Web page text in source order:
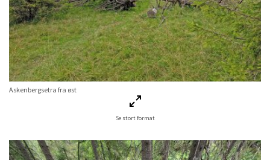
Askenbergsetra fra øst
Se stort format